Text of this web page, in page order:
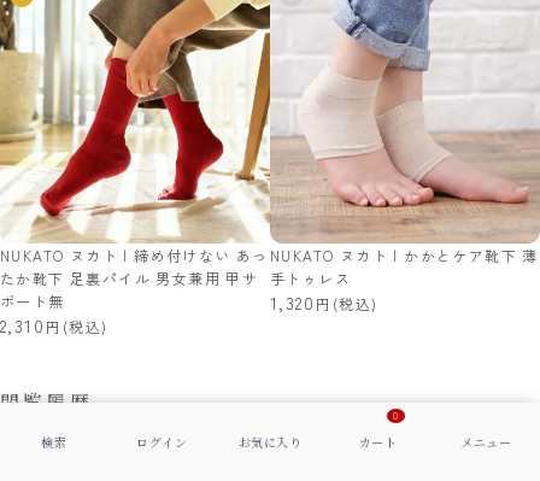
NUKATO ヌカト | 締め付けない あっ
たか靴下 足裏パイル 男女兼用 甲サ
ポート無
2,310 (税込)
NUKATO ヌカト | かかとケア靴下 薄
手トゥレス
1,320 (税込)
閲覧履歴 0